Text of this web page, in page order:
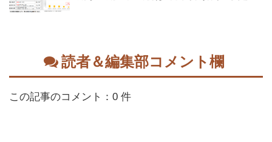
読者＆編集部コメント欄
この記事のコメント：0 件